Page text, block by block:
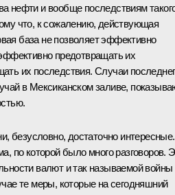
нефти и вообще последствиям
что, к сожалению, действующая
база не позволяет эффективно
предотвращать их
их последствия. Случаи
в Мексиканском заливе,
безусловно, достаточно интересные.
по которой было много разговоров.
валют и так называемой войны
те меры, которые на сегодняшний